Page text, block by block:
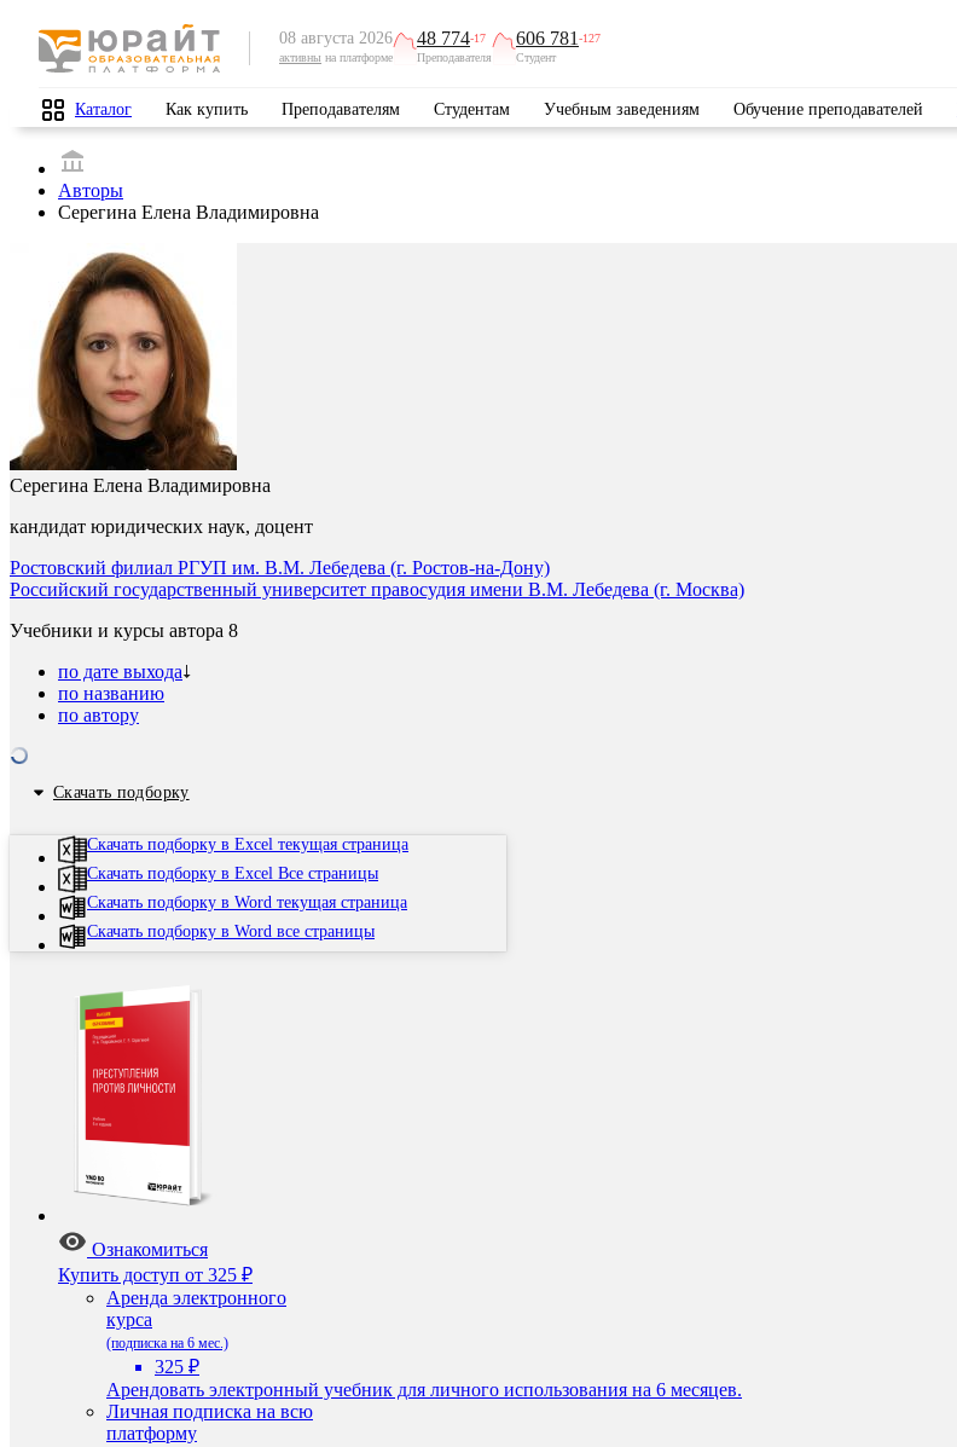
08 августа 2026
активны на платформе
48 774-17
Преподавателя
606 781 -127
Студент
Каталог Как купить Преподавателям Студентам Учебным заведениям Обучение преподавателей
Авторы
Серегина Елена Владимировна
Серегина Елена Владимировна
кандидат юридических наук, доцент
Ростовский филиал РГУП им. В.М. Лебедева (г. Ростов-на-Дону)
Российский государственный университет правосудия имени В.М. Лебедева (г. Москва)
Учебники и курсы автора 8
по дате выхода
по названию
по автору
Скачать подборку
Скачать подборку в Excel текущая страница
Скачать подборку в Excel Все страницы
Скачать подборку в Word текущая страница
Скачать подборку в Word все страницы
Ознакомиться
Купить доступ от 325 ₽
Аренда электронного
курса
(подписка на 6 мес.)
325 ₽
Арендовать электронный учебник для личного использования на 6 месяцев.
Личная подписка на всю
платформу